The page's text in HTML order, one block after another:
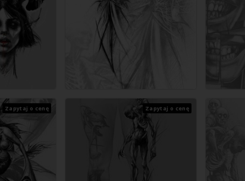
Zapytaj o cenę Zapytaj o cenę